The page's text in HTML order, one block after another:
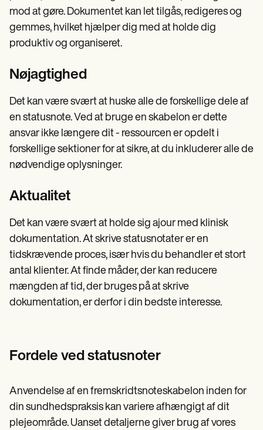
mod at gøre. Dokumentet kan let tilgås, redigeres og
gemmes, hvilket hjælper dig med at holde dig
produktiv og organiseret.
Nøjagtighed
Det kan være svært at huske alle de forskellige dele af
en statusnote. Ved at bruge en skabelon er dette
ansvar ikke længere dit - ressourcen er opdelt i
forskellige sektioner for at sikre, at du inkluderer alle de
nødvendige oplysninger.
Aktualitet
Det kan være svært at holde sig ajour med klinisk
dokumentation. At skrive statusnotater er en
tidskrævende proces, især hvis du behandler et stort
antal klienter. At finde måder, der kan reducere
mængden af tid, der bruges på at skrive
dokumentation, er derfor i din bedste interesse.
Fordele ved statusnoter
Anvendelse af en fremskridtsnoteskabelon inden for
din sundhedspraksis kan variere afhængigt af dit
plejeområde. Uanset detaljerne giver brug af vores